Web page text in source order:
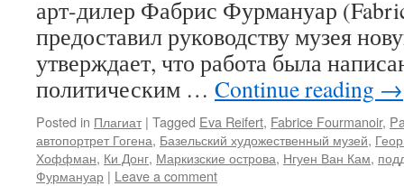
арт-дилер Фабрис Фурмануар
предоставил руководству музея
утверждает, что работа была
политическим … Continue reading →
Posted in Плагиат | Tagged Eva Reifert, Fabrice Fourmanoir,
автопортрет Гогена, Базельский художественный музей,
Хоффман, Ки Донг, Маркизские острова, Нгуен Ван Кам,
Фурмануар | Leave a comment